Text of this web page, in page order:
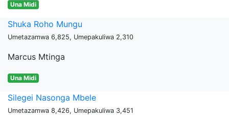
Una Midi
Shuka Roho Mungu
Umetazamwa 6,825, Umepakuliwa 2,310
Marcus Mtinga
Una Midi
Silegei Nasonga Mbele
Umetazamwa 8,426, Umepakuliwa 3,451